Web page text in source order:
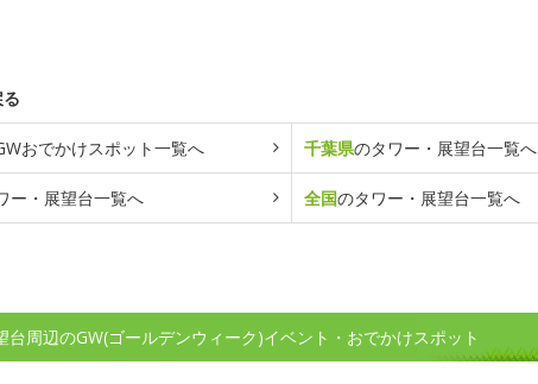
おでかけスポット一覧へ 千葉県のタワー・展望台一覧へ
ー・展望台一覧へ 全国のタワー・展望台一覧へ
台周辺のGW(ゴールデンウィーク)イベント・おでかけスポット